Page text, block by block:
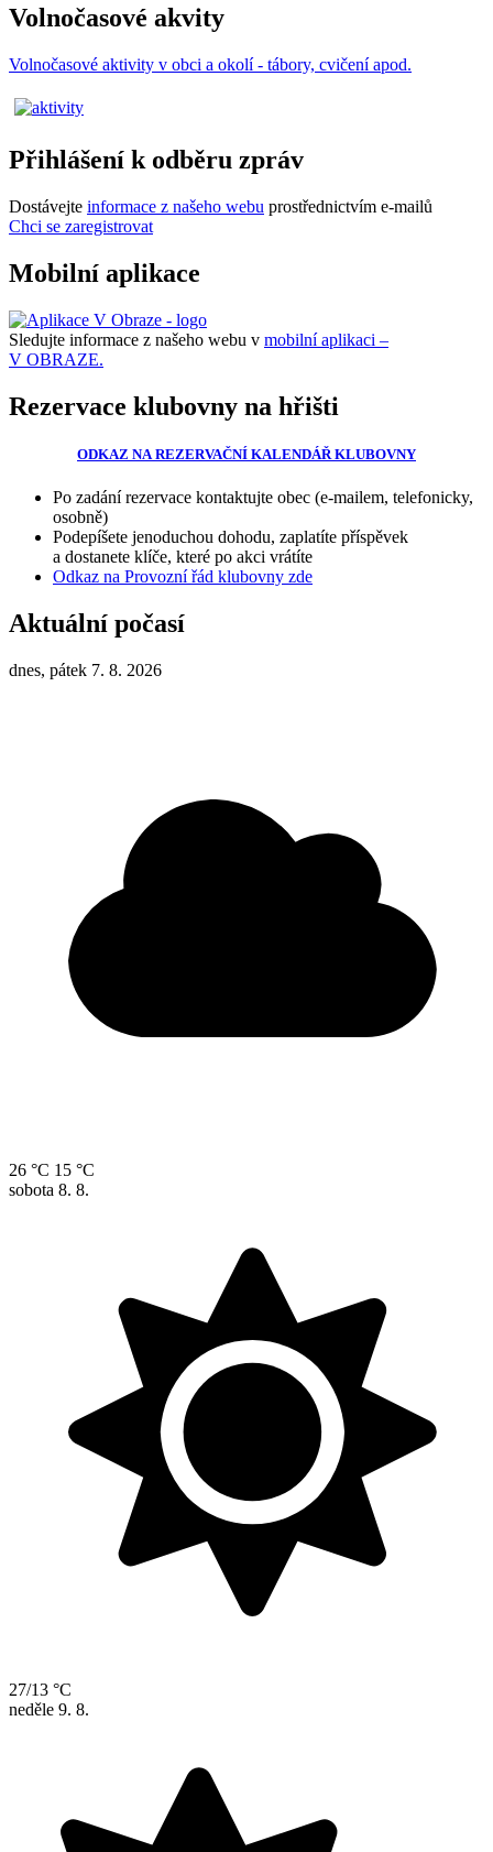
Volnočasové akvity
Volnočasové aktivity v obci a okolí - tábory, cvičení apod.
Přihlášení k odběru zpráv
Dostávejte informace z našeho webu prostřednictvím e-mailů
Chci se zaregistrovat
Mobilní aplikace
Sledujte informace z našeho webu v mobilní aplikaci –
V OBRAZE.
Rezervace klubovny na hřišti
ODKAZ NA REZERVAČNÍ KALENDÁŘ KLUBOVNY
Po zadání rezervace kontaktujte obec (e-mailem, telefonicky,
osobně)
Podepíšete jenoduchou dohodu, zaplatíte příspěvek
a dostanete klíče, které po akci vrátíte
Odkaz na Provozní řád klubovny zde
Aktuální počasí
dnes, pátek 7. 8. 2026
26 °C 15 °C
sobota 8. 8.
27/13 °C
neděle 9. 8.